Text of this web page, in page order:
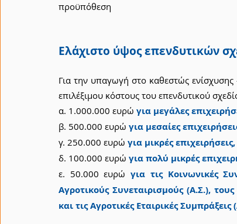
προϋπόθεση
Ελάχιστο ύψος επενδυτικών
Για την υπαγωγή στο καθεστώς
επιλέξιμου κόστους του επενδυτικού
α. 1.000.000 ευρώ για μεγάλες
β. 500.000 ευρώ για μεσαίες
γ. 250.000 ευρώ για μικρές επιχειρήσεις,
δ. 100.000 ευρώ για πολύ μικρές
ε. 50.000 ευρώ για τις Κοινωνικές
Αγροτικούς Συνεταιρισμούς (Α.Σ.),
και τις Αγροτικές Εταιρικές Συμπράξεις